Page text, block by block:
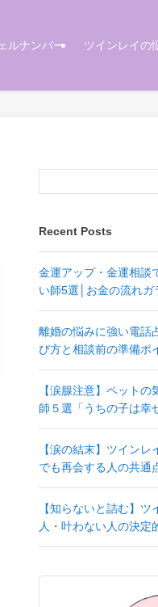
ルナンバー ツインレイの
Recent Posts
金運アップ・金運相談
い師5選│お金の流れガ
離婚の悩みに強い電話
び方と相談前の準備ポ
【涙腺注意】ペット
師５選「うちの子は幸
【涙の結末】ツイン
でも再会する人の共通
【知らないと詰む】
人・叶わない人の決定